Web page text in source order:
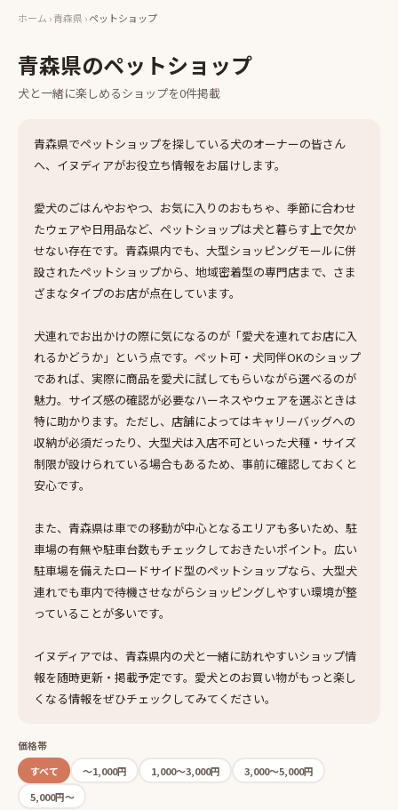
ホーム ›青森県›ペットショップ
青森県のペットショップ
犬と一緒に楽しめるショップを0件掲載
青森県でペットショップを探している犬のオーナーの皆さん
へ、イヌディアがお役立ち情報をお届けします。
愛犬のごはんやおやつ、お気に入りのおもちゃ、季節に合わせ
たウェアや日用品など、ペットショップは犬と暮らす上で欠か
せない存在です。青森県内でも、大型ショッピングモールに併
設されたペットショップから、地域密着型の専門店まで、さま
ざまなタイプのお店が点在しています。
犬連れでお出かけの際に気になるのが「愛犬を連れてお店に入
れるかどうか」という点です。ペット可・犬同伴OKのショップ
であれば、実際に商品を愛犬に試してもらいながら選べるのが
魅力。サイズ感の確認が必要なハーネスやウェアを選ぶときは
特に助かります。ただし、店舗によってはキャリーバッグへの
収納が必須だったり、大型犬は入店不可といった犬種・サイズ
制限が設けられている場合もあるため、事前に確認しておくと
安心です。
また、青森県は車での移動が中心となるエリアも多いため、駐
車場の有無や駐車台数もチェックしておきたいポイント。広い
駐車場を備えたロードサイド型のペットショップなら、大型犬
連れでも車内で待機させながらショッピングしやすい環境が整
っていることが多いです。
イヌディアでは、青森県内の犬と一緒に訪れやすいショップ情
報を随時更新・掲載予定です。愛犬とのお買い物がもっと楽し
くなる情報をぜひチェックしてみてください。
価格帯
すべて
〜1,000円 1,000〜3,000円
3,000〜5,000円
5,000円〜